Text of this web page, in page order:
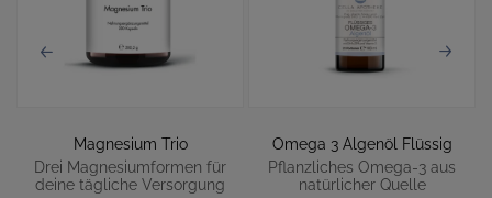
Magnesium Trio
Drei Magnesiumformen für
deine tägliche Versorgung
Omega 3 Algenöl Flüssig
Pflanzliches Omega-3 aus
natürlicher Quelle